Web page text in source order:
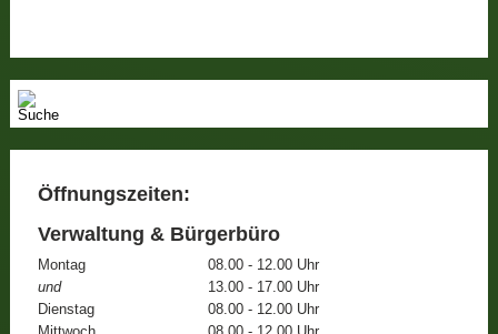
Öffnungszeiten:
Verwaltung & Bürgerbüro
Montag
08.00 - 12.00 Uhr
und
13.00 - 17.00 Uhr
Dienstag
08.00 - 12.00 Uhr